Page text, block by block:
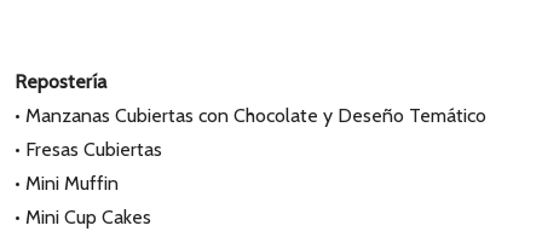
Repostería
• Manzanas Cubiertas con Chocolate y Deseño Temático
• Fresas Cubiertas
• Mini Muffin
• Mini Cup Cakes